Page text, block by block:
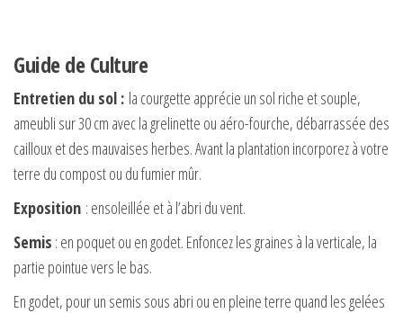
Guide de Culture
Entretien du sol : la courgette apprécie un sol riche et souple,
ameubli sur 30 cm avec la grelinette ou aéro-fourche, débarrassée des
cailloux et des mauvaises herbes. Avant la plantation incorporez à votre
terre du compost ou du fumier mûr.
Exposition : ensoleillée et à l’abri du vent.
Semis : en poquet ou en godet. Enfoncez les graines à la verticale, la
partie pointue vers le bas.
En godet, pour un semis sous abri ou en pleine terre quand les gelées